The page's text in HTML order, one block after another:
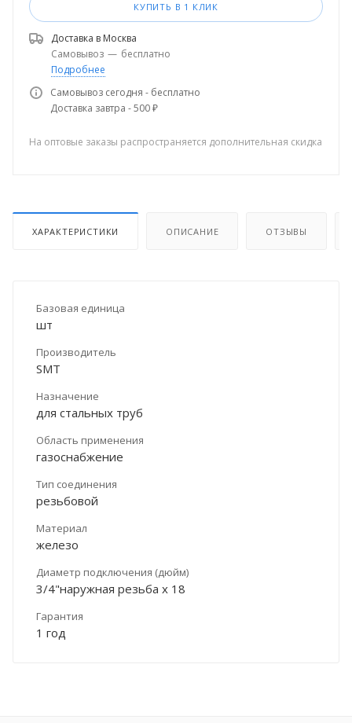
КУПИТЬ В 1 КЛИК
Доставка в Москва
Самовывоз — бесплатно
Подробнее
Самовывоз сегодня - бесплатно
Доставка завтра - 500 ₽
На оптовые заказы распространяется дополнительная скидка
ХАРАКТЕРИСТИКИ ОПИСАНИЕ ОТЗЫВЫ
Базовая единица
шт
Производитель
SMT
Назначение
для стальных труб
Область применения
газоснабжение
Тип соединения
резьбовой
Материал
железо
Диаметр подключения (дюйм)
3/4"наружная резьба х 18
Гарантия
1 год